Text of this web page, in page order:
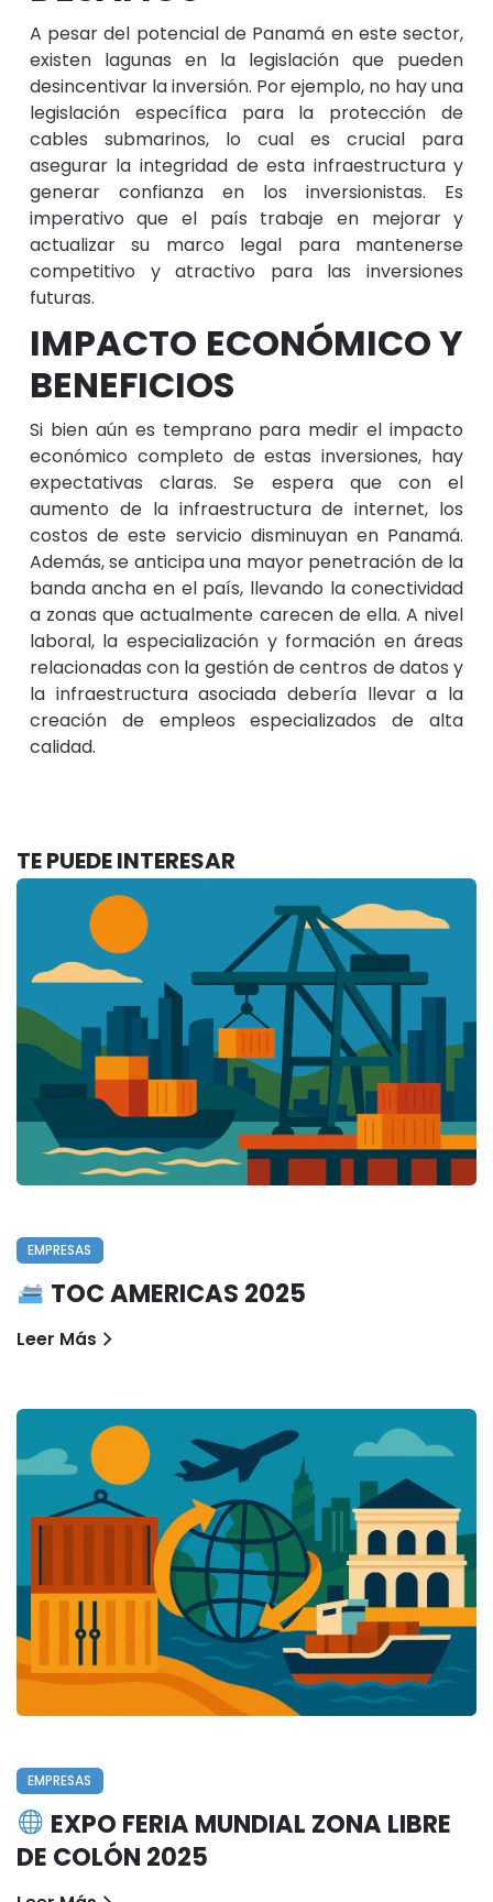
A pesar del potencial de Panamá en este sector,
existen lagunas en la legislación que pueden
desincentivar la inversión. Por ejemplo, no hay una
legislación específica para la protección de
cables submarinos, lo cual es crucial para
asegurar la integridad de esta infraestructura y
generar confianza en los inversionistas. Es
imperativo que el país trabaje en mejorar y
actualizar su marco legal para mantenerse
competitivo y atractivo para las inversiones
futuras.
IMPACTO ECONÓMICO Y
BENEFICIOS
Si bien aún es temprano para medir el impacto
económico completo de estas inversiones, hay
expectativas claras. Se espera que con el
aumento de la infraestructura de internet, los
costos de este servicio disminuyan en Panamá.
Además, se anticipa una mayor penetración de la
banda ancha en el país, llevando la conectividad
a zonas que actualmente carecen de ella. A nivel
laboral, la especialización y formación en áreas
relacionadas con la gestión de centros de datos y
la infraestructura asociada debería llevar a la
creación de empleos especializados de alta
calidad.
TE PUEDE INTERESAR
EMPRESAS
TOC AMERICAS 2025
Leer Más
EMPRESAS
EXPO FERIA MUNDIAL ZONA LIBRE
DE COLÓN 2025